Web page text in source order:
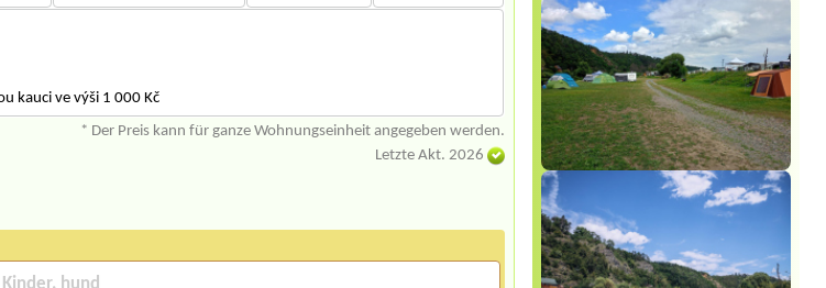
kauci ve výši 1 000 Kč
* Der Preis kann für ganze Wohnungseinheit angegeben werden.
Letzte Akt. 2026